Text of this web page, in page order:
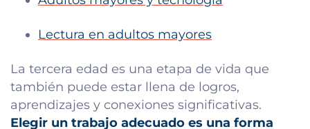
Lectura en adultos mayores
La tercera edad es una etapa de vida que
también puede estar llena de logros,
aprendizajes y conexiones significativas.
Elegir un trabajo adecuado es una forma